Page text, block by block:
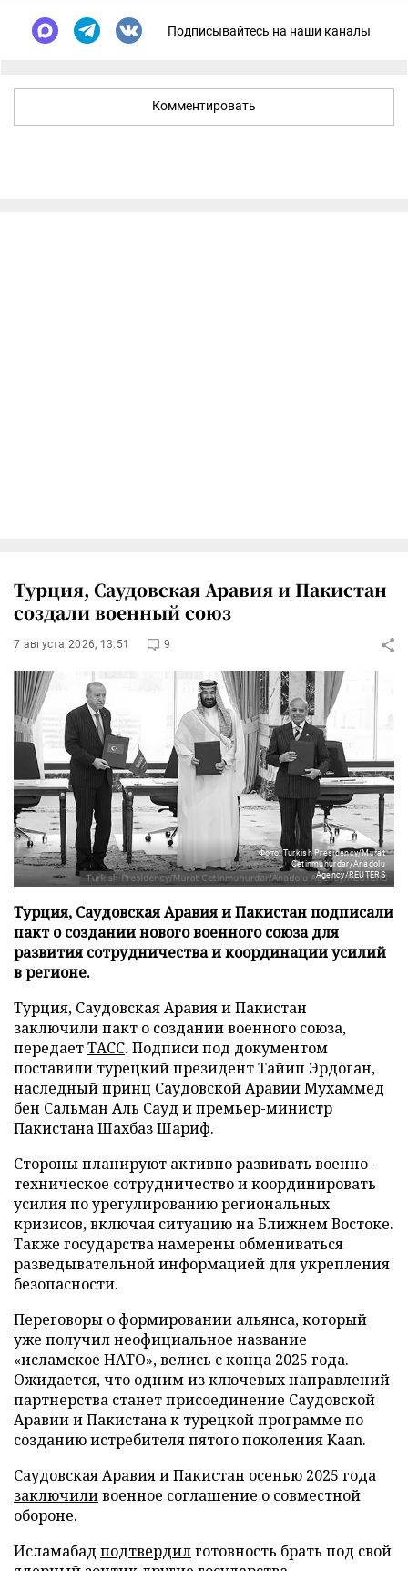
Подписывайтесь на наши каналы
Комментировать
Турция, Саудовская Аравия и Пакистан
создали военный союз
7 августа 2026, 13:51 9
Фото: Turkish Presidency/Murat
Cetinmuhurdar/Anadolu
Agency/REUTERS
Турция, Саудовская Аравия и Пакистан подписали
пакт о создании нового военного союза для
развития сотрудничества и координации усилий
в регионе.
Турция, Саудовская Аравия и Пакистан
заключили пакт о создании военного союза,
передаетТАСС. Подписи под документом
поставили турецкий президент Тайип Эрдоган,
наследный принц Саудовской Аравии Мухаммед
бен Сальман Аль Сауд и премьер-министр
Пакистана Шахбаз Шариф.
Стороны планируют активно развивать военно-
техническое сотрудничество и координировать
усилия по урегулированию региональных
кризисов, включая ситуацию на Ближнем Востоке.
Также государства намерены обмениваться
разведывательной информацией для укрепления
безопасности.
Переговоры о формировании альянса, который
уже получил неофициальное название
«исламское НАТО», велись с конца 2025 года.
Ожидается, что одним из ключевых направлений
партнерства станет присоединение Саудовской
Аравии и Пакистана к турецкой программе по
созданию истребителя пятого поколения Kaan.
Саудовская Аравия и Пакистан осенью 2025 года
заключиливоенное соглашение о совместной
обороне.
Исламабад подтвердилготовность брать под свой